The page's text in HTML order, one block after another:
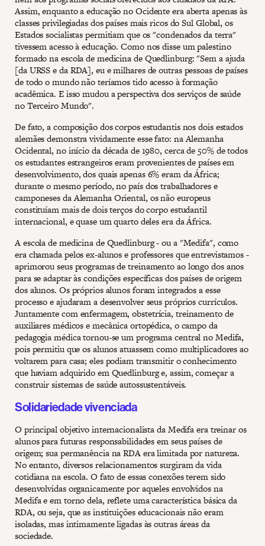
Assim, enquanto a educação no Ocidente era aberta apenas às
classes privilegiadas dos países mais ricos do Sul Global, os
Estados socialistas permitiam que os "condenados da terra"
tivessem acesso à educação. Como nos disse um palestino
formado na escola de medicina de Quedlinburg: "Sem a ajuda
[da URSS e da RDA], eu e milhares de outras pessoas de países
de todo o mundo não teríamos tido acesso à formação
acadêmica. E isso mudou a perspectiva dos serviços de saúde
no Terceiro Mundo".
De fato, a composição dos corpos estudantis nos dois estados
alemães demonstra vividamente esse fato: na Alemanha
Ocidental, no início da década de 1980, cerca de 50% de todos
os estudantes estrangeiros eram provenientes de países em
desenvolvimento, dos quais apenas 6% eram da África;
durante o mesmo período, no país dos trabalhadores e
camponeses da Alemanha Oriental, os não europeus
constituíam mais de dois terços do corpo estudantil
internacional, e quase um quarto deles era da África.
A escola de medicina de Quedlinburg - ou a "Medifa", como
era chamada pelos ex-alunos e professores que entrevistamos -
aprimorou seus programas de treinamento ao longo dos anos
para se adaptar às condições específicas dos países de origem
dos alunos. Os próprios alunos foram integrados a esse
processo e ajudaram a desenvolver seus próprios currículos.
Juntamente com enfermagem, obstetrícia, treinamento de
auxiliares médicos e mecânica ortopédica, o campo da
pedagogia médica tornou-se um programa central no Medifa,
pois permitiu que os alunos atuassem como multiplicadores ao
voltarem para casa; eles podiam transmitir o conhecimento
que haviam adquirido em Quedlinburg e, assim, começar a
construir sistemas de saúde autossustentáveis.
Solidariedade vivenciada
O principal objetivo internacionalista da Medifa era treinar os
alunos para futuras responsabilidades em seus países de
origem; sua permanência na RDA era limitada por natureza.
No entanto, diversos relacionamentos surgiram da vida
cotidiana na escola. O fato de essas conexões terem sido
desenvolvidas organicamente por aqueles envolvidos na
Medifa e em torno dela, reflete uma característica básica da
RDA, ou seja, que as instituições educacionais não eram
isoladas, mas intimamente ligadas às outras áreas da
sociedade.